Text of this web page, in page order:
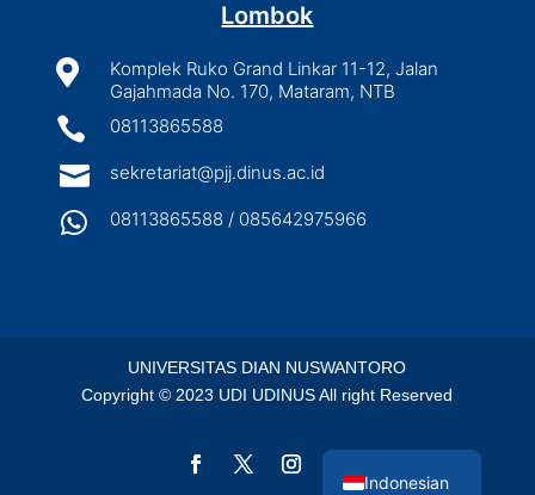
Lombok

Komplek Ruko Grand Linkar 11-12, Jalan
Gajahmada No. 170, Mataram, NTB
 08113865588
 sekretariat@pjj.dinus.ac.id
 08113865588 / 085642975966
UNIVERSITAS DIAN NUSWANTORO
Copyright © 2023 UDI UDINUS All right Reserved
Indonesian